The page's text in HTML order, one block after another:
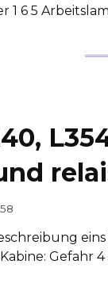
1 6 5
58
Gefahr